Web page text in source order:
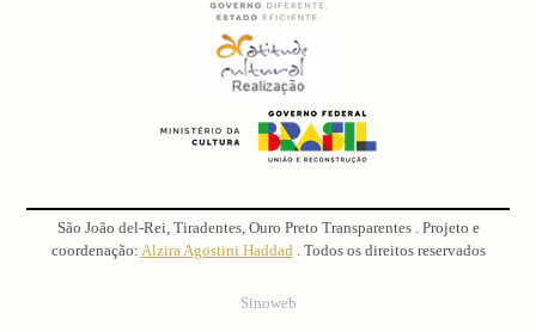
São João del-Rei, Tiradentes, Ouro Preto Transparentes . Projeto e
coordenação: Alzira Agostini Haddad . Todos os direitos reservados
Sinoweb